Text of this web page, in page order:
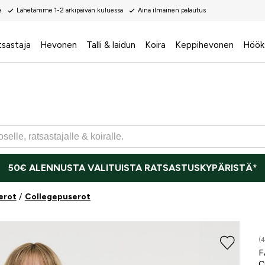
Lähetämme 1-2 arkipäivän kuluessa Aina ilmainen palautus
Hevonen Talli & laidun Koira Keppihevonen
50€ ALENNUSTA VALITUISTA RATSASTUSKYPÄRISTÄ*
Collegepuserot